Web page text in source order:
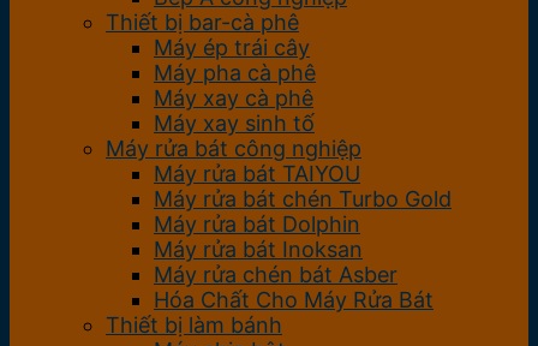
Thiết bị bar-cà phê
Máy ép trái cây
Máy pha cà phê
Máy xay cà phê
Máy xay sinh tố
Máy rửa bát công nghiệp
Máy rửa bát TAIYOU
Máy rửa bát chén Turbo Gold
Máy rửa bát Dolphin
Máy rửa bát Inoksan
Máy rửa chén bát Asber
Hóa Chất Cho Máy Rửa Bát
Thiết bị làm bánh